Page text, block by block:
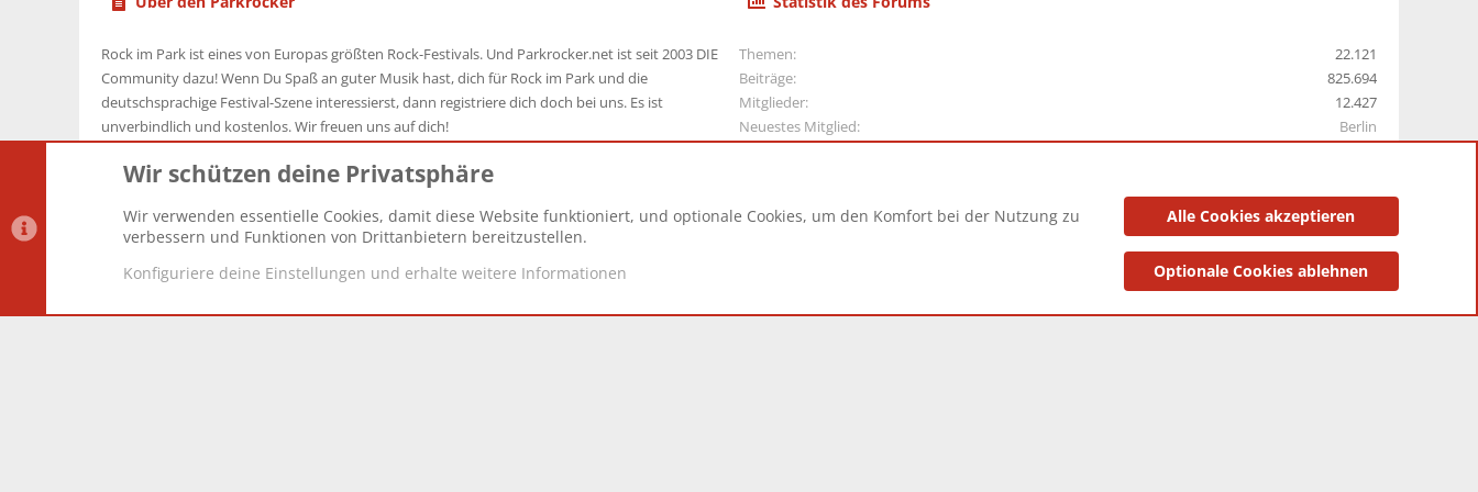
Rock im Park ist eines von Europas größten Rock-Festivals. Und Parkrocker.net ist seit 2003 DIE
Community dazu! Wenn Du Spaß an guter Musik hast, dich für Rock im Park und die
deutschsprachige Festival-Szene interessierst, dann registriere dich doch bei uns. Es ist
unverbindlich und kostenlos. Wir freuen uns auf dich!
Themen
22.121
Beiträge
825.694
Mitglieder
12.427
Neuestes Mitglied
Berlin
Datenschutz-Einstellungen PR Light Deutsch [Du] Datenschutzerklärung Impressum
Wir schützen deine Privatsphäre
Wir verwenden essentielle Cookies, damit diese Website funktioniert, und optionale Cookies, um den Komfort bei der Nutzung zu
verbessern und Funktionen von Drittanbietern bereitzustellen.
Konfiguriere deine Einstellungen und erhalte weitere Informationen
Alle Cookies akzeptieren
Optionale Cookies ablehnen